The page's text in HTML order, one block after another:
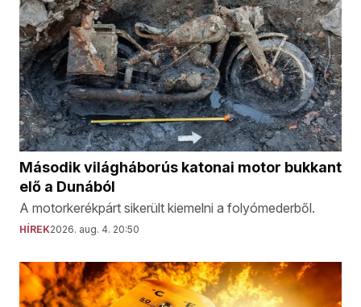
Második világháborús katonai motor bukkant
elő a Dunából
A motorkerékpárt sikerült kiemelni a folyómederből.
HÍREK2026. aug. 4. 20:50